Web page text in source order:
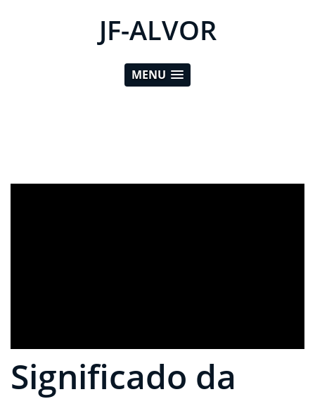
JF-ALVOR
MENU
Significado da